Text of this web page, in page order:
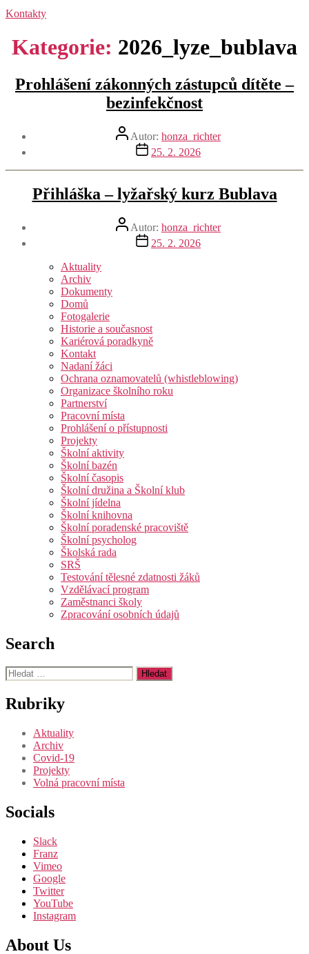
Kontakty
Kategorie: 2026_lyze_bublava
Prohlášení zákonných zástupců dítěte –
bezinfekčnost
Autor
příspěvku
Autor: honza_richter
Datum
příspěvku
25. 2. 2026
Přihláška – lyžařský kurz Bublava
Autor
příspěvku
Autor: honza_richter
Datum
příspěvku
25. 2. 2026
Aktuality
Archiv
Dokumenty
Domů
Fotogalerie
Historie a současnost
Kariérová poradkyně
Kontakt
Nadaní žáci
Ochrana oznamovatelů (whistleblowing)
Organizace školního roku
Partnerství
Pracovní místa
Prohlášení o přístupnosti
Projekty
Školní aktivity
Školní bazén
Školní časopis
Školní družina a Školní klub
Školní jídelna
Školní knihovna
Školní poradenské pracoviště
Školní psycholog
Školská rada
SRŠ
Testování tělesné zdatnosti žáků
Vzdělávací program
Zaměstnanci školy
Zpracování osobních údajů
Search
Výsledky
vyhledávání:
Rubriky
Aktuality
Archiv
Covid-19
Projekty
Volná pracovní místa
Socials
Slack
Franz
Vimeo
Google
Twitter
YouTube
Instagram
About Us